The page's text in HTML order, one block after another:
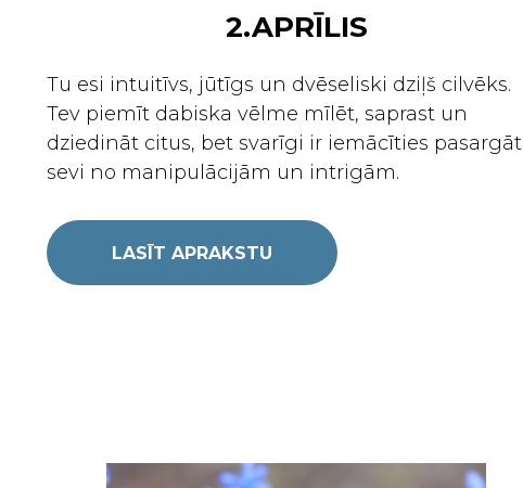
2.APRĪLIS
Tu esi intuitīvs, jūtīgs un dvēseliski dziļš cilvēks.
Tev piemīt dabiska vēlme mīlēt, saprast un
dziedināt citus, bet svarīgi ir iemācīties pasargāt
sevi no manipulācijām un intrigām.
LASĪT APRAKSTU